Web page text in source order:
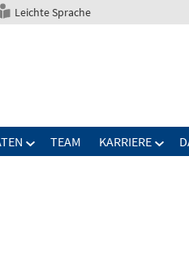
Leichte Sprache
TEAM KARRIERE